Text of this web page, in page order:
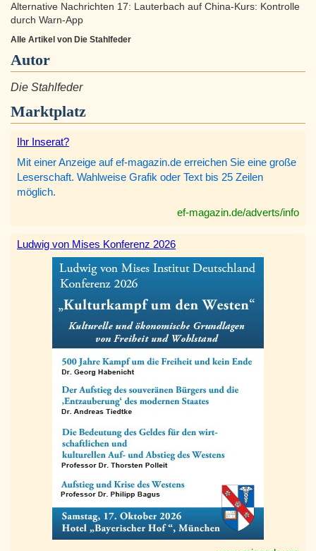
Alternative Nachrichten 17: Lauterbach auf China-Kurs: Kontrolle
durch Warn-App
Alle Artikel von Die Stahlfeder
Autor
Die Stahlfeder
Marktplatz
Ihr Inserat?
Mit einer Anzeige auf ef-magazin.de erreichen Sie eine große
Leserschaft. Wahlweise Grafik oder Text bis 25 Zeilen
möglich.
ef-magazin.de/adverts/info
Ludwig von Mises Konferenz 2026